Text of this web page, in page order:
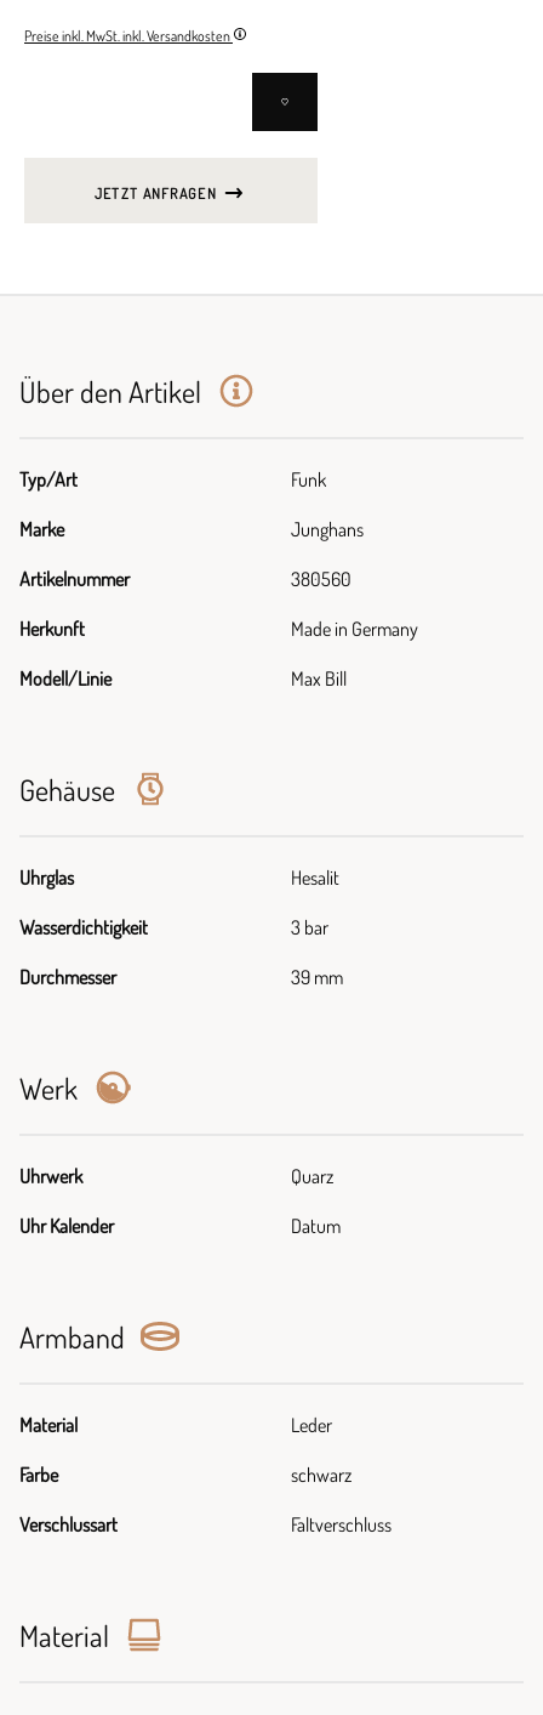
Preise inkl. MwSt. inkl. Versandkosten
JETZT ANFRAGEN
Über den Artikel
Typ/Art Funk
Marke Junghans
Artikelnummer 380560
Herkunft Made in Germany
Modell/Linie Max Bill
Gehäuse
Uhrglas Hesalit
Wasserdichtigkeit 3 bar
Durchmesser 39 mm
Werk
Uhrwerk Quarz
Uhr Kalender Datum
Armband
Material Leder
Farbe schwarz
Verschlussart Faltverschluss
Material